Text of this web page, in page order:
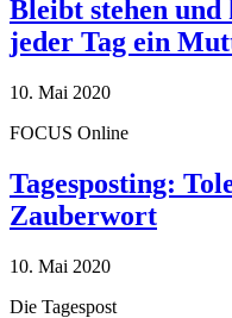
Bleibt stehen
jeder Tag ein
10. Mai 2020
FOCUS Online
Tagesposting:
Zauberwort
10. Mai 2020
Die Tagespost